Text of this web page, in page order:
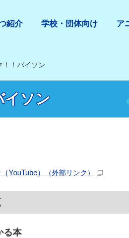
紹介 学校・団体向け ア
！！バイソン
イソン
） （外部リンク）
る本